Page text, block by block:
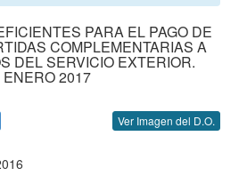
PARA EL PAGO DE
COMPLEMENTARIAS A
DEL SERVICIO EXTERIOR.
ENERO 2017
Ver Imagen del D.O.